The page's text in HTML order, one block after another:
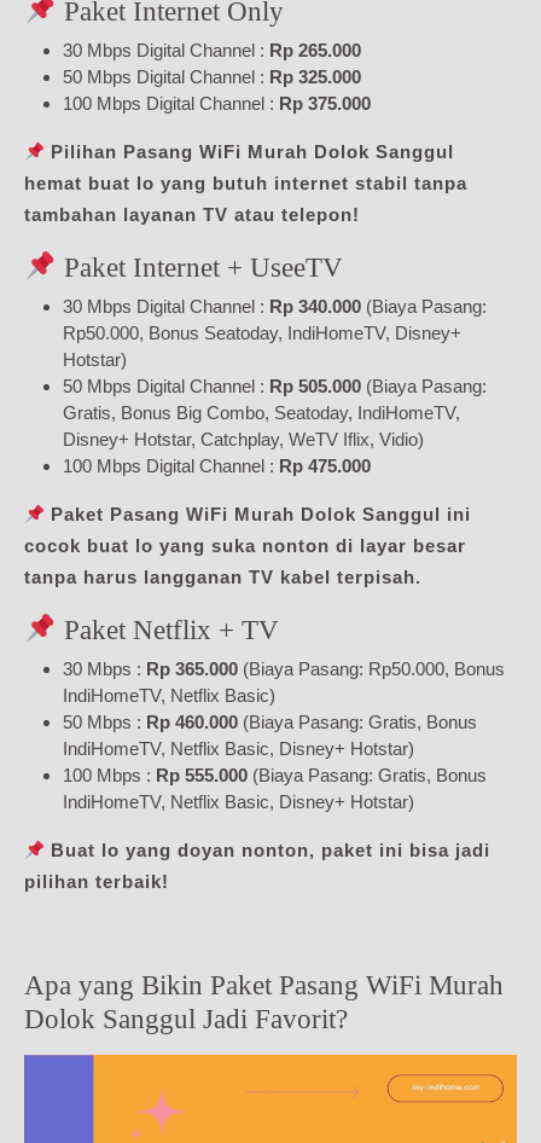
Paket Internet Only
30 Mbps Digital Channel : Rp 265.000
50 Mbps Digital Channel : Rp 325.000
100 Mbps Digital Channel : Rp 375.000
Pilihan Pasang WiFi Murah Dolok Sanggul
hemat buat lo yang butuh internet stabil tanpa
tambahan layanan TV atau telepon!
Paket Internet + UseeTV
30 Mbps Digital Channel : Rp 340.000 (Biaya Pasang:
Rp50.000, Bonus Seatoday, IndiHomeTV, Disney+
Hotstar)
50 Mbps Digital Channel : Rp 505.000 (Biaya Pasang:
Gratis, Bonus Big Combo, Seatoday, IndiHomeTV,
Disney+ Hotstar, Catchplay, WeTV Iflix, Vidio)
100 Mbps Digital Channel : Rp 475.000
Paket Pasang WiFi Murah Dolok Sanggul ini
cocok buat lo yang suka nonton di layar besar
tanpa harus langganan TV kabel terpisah.
Paket Netflix + TV
30 Mbps : Rp 365.000 (Biaya Pasang: Rp50.000, Bonus
IndiHomeTV, Netflix Basic)
50 Mbps : Rp 460.000 (Biaya Pasang: Gratis, Bonus
IndiHomeTV, Netflix Basic, Disney+ Hotstar)
100 Mbps : Rp 555.000 (Biaya Pasang: Gratis, Bonus
IndiHomeTV, Netflix Basic, Disney+ Hotstar)
Buat lo yang doyan nonton, paket ini bisa jadi
pilihan terbaik!
Apa yang Bikin Paket Pasang WiFi Murah
Dolok Sanggul Jadi Favorit?